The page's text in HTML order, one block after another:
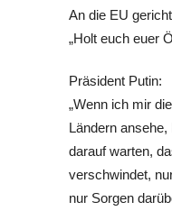
An die EU
„Holt euch euer
Präsident Putin:
„Wenn ich mir
Ländern
darauf warten,
verschwindet,
nur Sorgen